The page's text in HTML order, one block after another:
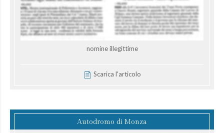
nomine illegittime
Scarica l'articolo
Autodromo di Monza